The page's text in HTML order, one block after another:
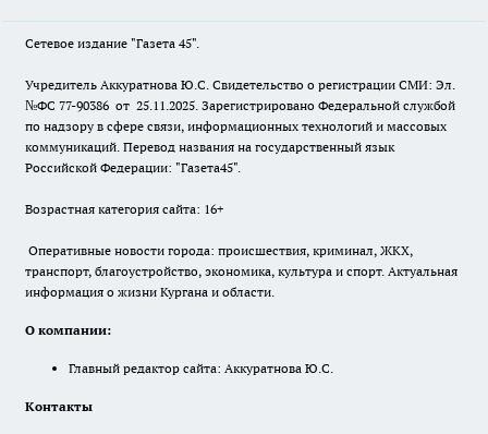
Сетевое издание "Газета 45".
Учредитель Аккуратнова Ю.С. Свидетельство о регистрации СМИ: Эл.
№ФС 77-90386 от 25.11.2025. Зарегистрировано Федеральной службой
по надзору в сфере связи, информационных технологий и массовых
коммуникаций. Перевод названия на государственный язык
Российской Федерации: "Газета45".
Возрастная категория сайта: 16+
Оперативные новости города: происшествия, криминал, ЖКХ,
транспорт, благоустройство, экономика, культура и спорт. Актуальная
информация о жизни Кургана и области.
О компании:
Главный редактор сайта: Аккуратнова Ю.С.
Контакты